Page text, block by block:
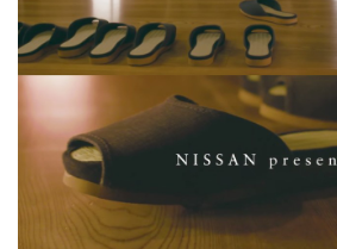
生成式AI與雲端應用
Enterprise Digital Transformation
特集